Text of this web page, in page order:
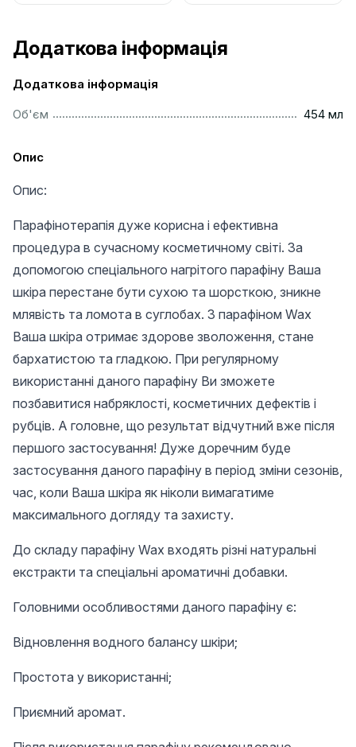
Додаткова інформація
Додаткова інформація
Об'єм
454 мл
Опис
Опис:
Парафінотерапія дуже корисна і ефективна
процедура в сучасному косметичному світі. За
допомогою спеціального нагрітого парафіну Ваша
шкіра перестане бути сухою та шорсткою, зникне
млявість та ломота в суглобах. З парафіном Wax
Ваша шкіра отримає здорове зволоження, стане
бархатистою та гладкою. При регулярному
використанні даного парафіну Ви зможете
позбавитися набряклості, косметичних дефектів і
рубців. А головне, що результат відчутний вже після
першого застосування! Дуже доречним буде
застосування даного парафіну в період зміни сезонів,
час, коли Ваша шкіра як ніколи вимагатиме
максимального догляду та захисту.
До складу парафіну Wax входять різні натуральні
екстракти та спеціальні ароматичні добавки.
Головними особливостями даного парафіну є:
Відновлення водного балансу шкіри;
Простота у використанні;
Приємний аромат.